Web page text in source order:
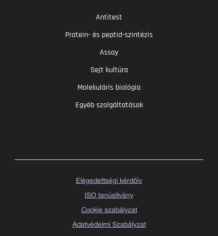
Antitest
Protein- és peptid-szintézis
Assay
Sejt kultúra
Molekuláris biológia
Egyéb szolgáltatások
Elégedettségi kérdőív
ISO tanúsítvány
Cookie szabályzat
Adatvédelmi Szabályzat